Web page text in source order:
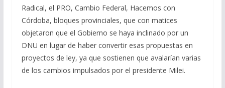
Radical, el PRO, Cambio Federal, Hacemos con
Córdoba, bloques provinciales, que con matices
objetaron que el Gobierno se haya inclinado por un
DNU en lugar de haber convertir esas propuestas en
proyectos de ley, ya que sostienen que avalarían varias
de los cambios impulsados por el presidente Milei.